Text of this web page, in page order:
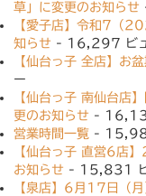
草」に変更のお知らせ
【愛子店】令和7（
知らせ - 16,297 ビ
【仙台っ子 全店】お
ー
【仙台っ子 南仙台
更のお知らせ -
営業時間一覧 -
【仙台っ子 直営6店
お知らせ - 15,831
【泉店】6月17日（